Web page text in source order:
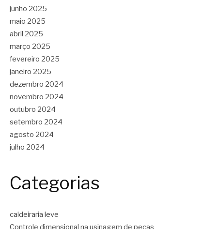
junho 2025
maio 2025
abril 2025
março 2025
fevereiro 2025
janeiro 2025
dezembro 2024
novembro 2024
outubro 2024
setembro 2024
agosto 2024
julho 2024
Categorias
caldeiraria leve